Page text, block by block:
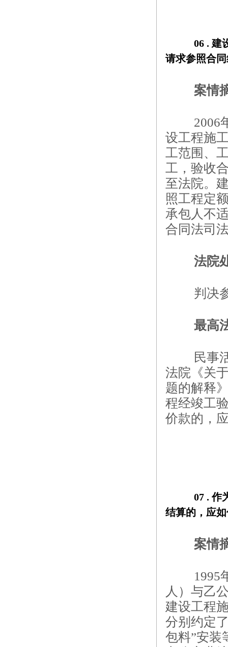
06 . 建
请求参照合
案情
2006
设工程施
工范围、
工，验收
至法院。
照工程定
承包人不
合同法司
法院
判决
最高
民事
法院《关
题的解释
程经竣工
价款的，
07 . 作
结算的，应
案情
1995
人）与乙
建设工程
分别约定
包料”安装